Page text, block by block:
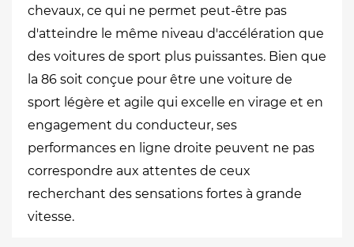
chevaux, ce qui ne permet peut-être pas
d'atteindre le même niveau d'accélération que
des voitures de sport plus puissantes. Bien que
la 86 soit conçue pour être une voiture de
sport légère et agile qui excelle en virage et en
engagement du conducteur, ses
performances en ligne droite peuvent ne pas
correspondre aux attentes de ceux
recherchant des sensations fortes à grande
vitesse.